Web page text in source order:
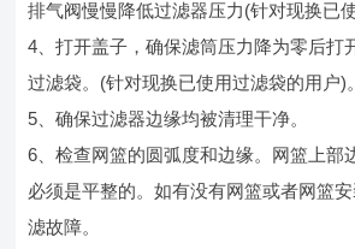
排气阀慢慢降低过滤器压力(针对现换已
4、打开盖子，确保滤筒压力降为零后打
过滤袋。(针对现换已使用过滤袋的用户)。
5、确保过滤器边缘均被清理干净。
6、检查网篮的圆弧度和边缘。网篮上部
必须是平整的。如有没有网篮或者网篮
滤故障。